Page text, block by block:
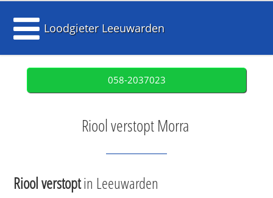
Loodgieter Leeuwarden
058-2037023
Riool verstopt Morra
Riool verstoptin Leeuwarden